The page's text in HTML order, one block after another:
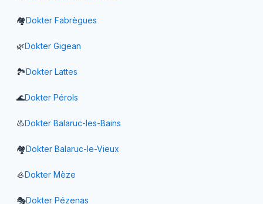
🏘️Dokter Fabrègues
🌿Dokter Gigean
🏞️Dokter Lattes
🌊Dokter Pérols
♨️Dokter Balaruc-les-Bains
🏘️Dokter Balaruc-le-Vieux
🦪Dokter Mèze
🎭Dokter Pézenas